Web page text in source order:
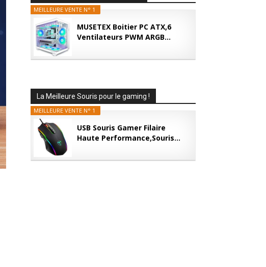
MEILLEURE VENTE N° 1
MUSETEX Boitier PC ATX,6
Ventilateurs PWM ARGB...
La Meilleure Souris pour le gaming !
MEILLEURE VENTE N° 1
USB Souris Gamer Filaire
Haute Performance,Souris...